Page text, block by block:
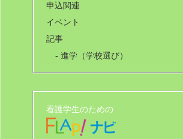
申込関連
イベント
記事
- 進学（学校選び）
看護学生のための